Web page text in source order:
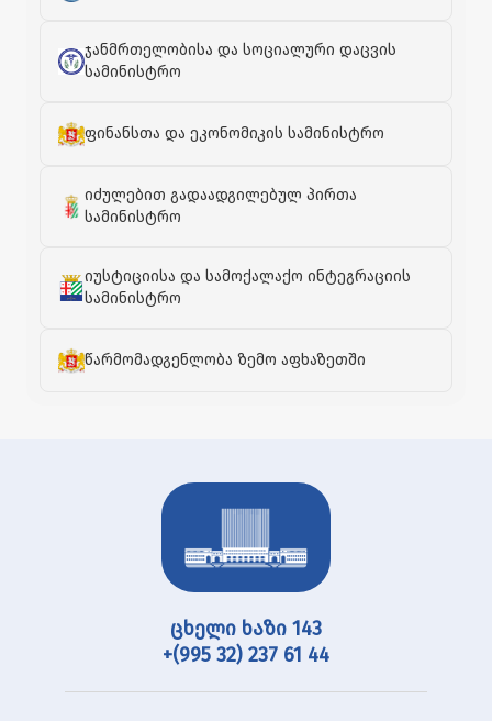
ჯანმრთელობისა და სოციალური დაცვის
სამინისტრო
ფინანსთა და ეკონომიკის სამინისტრო
იძულებით გადაადგილებულ პირთა
სამინისტრო
იუსტიციისა და სამოქალაქო ინტეგრაციის
სამინისტრო
წარმომადგენლობა ზემო აფხაზეთში
ცხელი ხაზი 143
+(995 32) 237 61 44